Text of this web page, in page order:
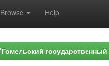
Browse Help